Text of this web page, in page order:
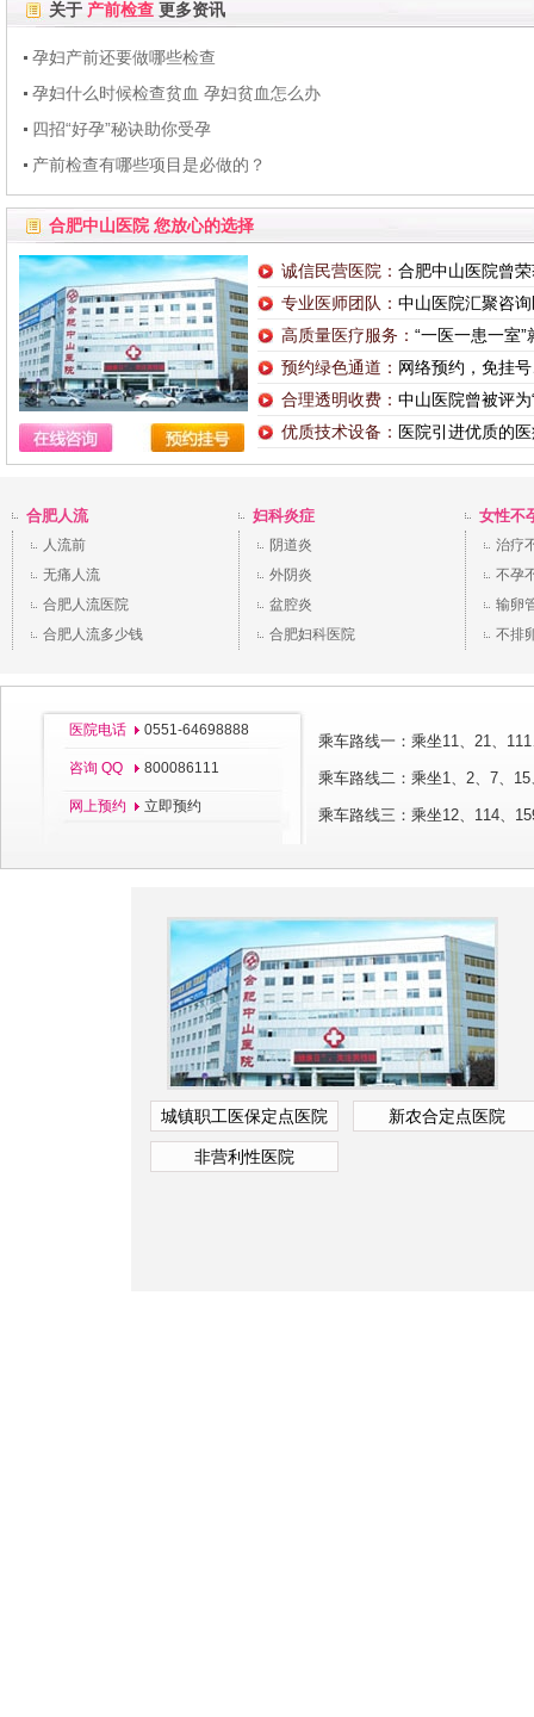
关于 产前检查 更多资讯
孕妇产前还要做哪些检查
孕妇什么时候检查贫血 孕妇贫血怎么办
四招“好孕”秘诀助你受孕
产前检查有哪些项目是必做的？
合肥中山医院 您放心的选择
诚信民营医院： 合肥中山医院曾
专业医师团队： 中山医院汇聚咨
高质量医疗服务： “一医一患一室
预约绿色通道： 网络预约，免挂
合理透明收费： 中山医院曾被评为
优质技术设备： 医院引进优质的
合肥人流
人流前
无痛人流
合肥人流医院
合肥人流多少钱
妇科炎症
阴道炎
外阴炎
盆腔炎
合肥妇科医院
女性不
治疗
不孕
输卵
不排
医院电话 0551-64698888
咨询 QQ 800086111
网上预约 立即预约
乘车路线一：乘坐11、21、
乘车路线二：乘坐1、2、7、
乘车路线三：乘坐12、114、
城镇职工医保定点医院 新农合定点医院
非营利性医院